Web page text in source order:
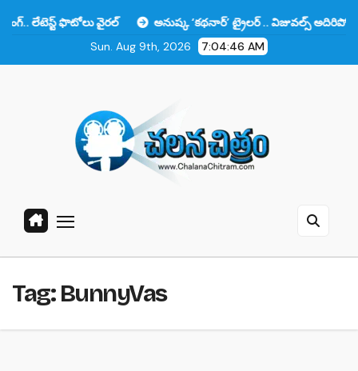
వైరల్
అనుష్క ‘కథనార్’ ట్రైలర్ .. విజువల్స్ అదిరిపోయాయి కానీ ఆ
Sun. Aug 9th, 2026
7:04:47 AM
Tag:BunnyVas